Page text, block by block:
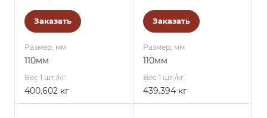
Заказать
Размер, мм
110мм
Вес 1 шт./кг.
400.602 кг
Заказать
Размер, мм
110мм
Вес 1 шт./кг.
439.394 кг